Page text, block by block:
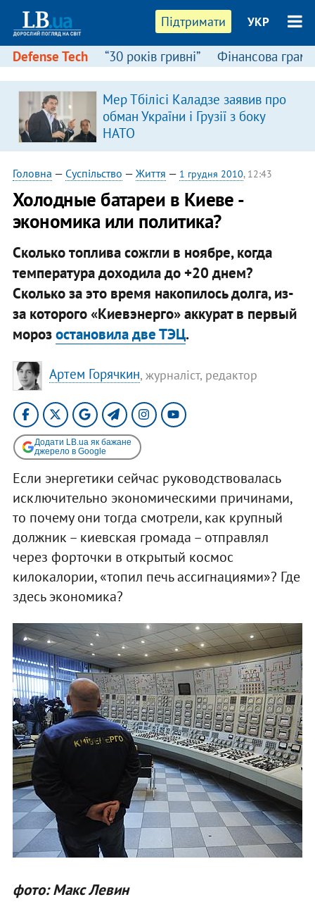
Підтримати УКР
Defense Tech “30 років гривні” Фінансова
Мер Тбілісі Каладзе заявив про
обман України і Грузії з боку
НАТО
Головна — Суспільство — Життя — 1 грудня 2010, 12:43
Холодные батареи в Киеве -
экономика или политика?
Сколько топлива сожгли в ноябре, когда
температура доходила до +20 днем?
Сколько за это время накопилось долга, из-
за которого «Киевэнерго» аккурат в первый
морозостановила две ТЭЦ.
Артем Горячкин, журналіст, редактор
Додати LB.ua як бажане
джерело в Google
Если энергетики сейчас руководствовалась
исключительно экономическими причинами,
то почему они тогда смотрели, как крупный
должник – киевская громада – отправлял
через форточки в открытый космос
килокалории, «топил печь ассигнациями»? Где
здесь экономика?
фото: Макс Левин